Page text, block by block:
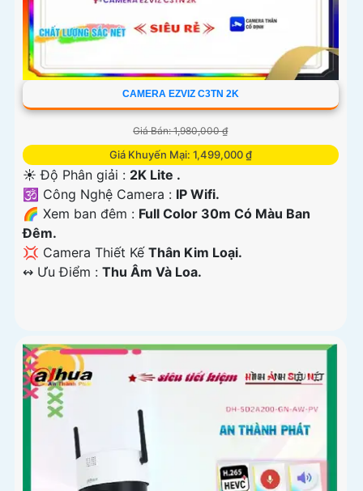
CAMERA EZVIZ C3TN 2K
Giá Bán: 1,980,000 ₫
Giá Khuyến Mại: 1,499,000 ₫
☀️ Độ Phân giải : 2K Lite .
🕉️ Công Nghệ Camera : IP Wifi.
🌈 Xem ban đêm : Full Color 30m Có Màu Ban
Đêm.
💢 Camera Thiết Kế Thân Kim Loại.
️↭ Ưu Điểm : Thu Âm Và Loa.